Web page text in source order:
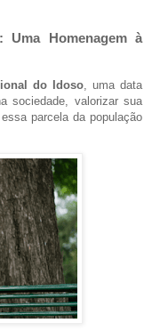
Homenagem à
do Idoso, uma data
sociedade, valorizar sua
parcela da população